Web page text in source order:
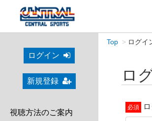
ログイン
新規登録
視聴方法のご案内
Top ログイ
ロ